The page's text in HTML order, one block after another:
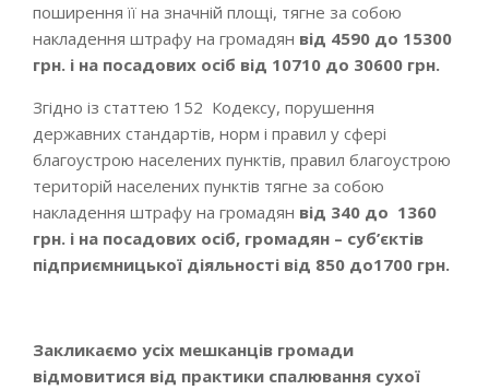
поширення її на значній площі, тягне за собою
накладення штрафу на громадян від 4590 до 15300
грн. і на посадових осіб від 10710 до 30600 грн.
Згідно із статтею 152 Кодексу, порушення
державних стандартів, норм і правил у сфері
благоустрою населених пунктів, правил благоустрою
територій населених пунктів тягне за собою
накладення штрафу на громадян від 340 до 1360
грн. і на посадових осіб, громадян – суб’єктів
підприємницької діяльності від 850 до1700 грн.
Закликаємо усіх мешканців громади
відмовитися від практики спалювання сухої